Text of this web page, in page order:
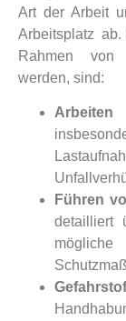
Art der Arbeit
Arbeitsplatz
Rahmen von
werden, sind:
Führen
detailliert